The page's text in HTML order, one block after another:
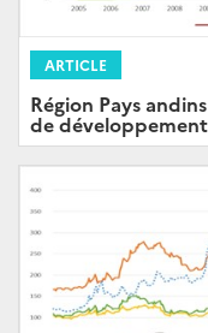
ARTICLE
Région Pays
de